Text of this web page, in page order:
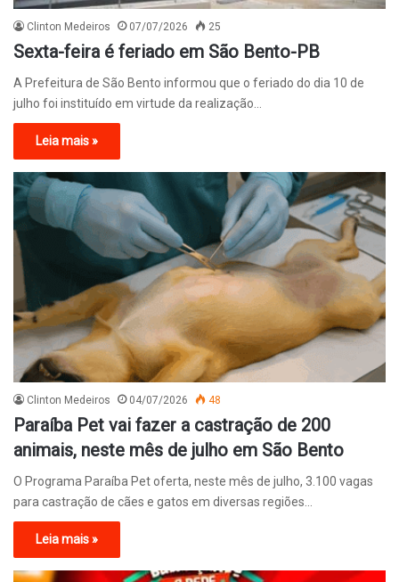
Clinton Medeiros 07/07/2026 25
Sexta-feira é feriado em São Bento-PB
A Prefeitura de São Bento informou que o feriado do dia 10 de
julho foi instituído em virtude da realização…
Leia mais »
Clinton Medeiros 04/07/2026 48
Paraíba Pet vai fazer a castração de 200
animais, neste mês de julho em São Bento
O Programa Paraíba Pet oferta, neste mês de julho, 3.100 vagas
para castração de cães e gatos em diversas regiões…
Leia mais »